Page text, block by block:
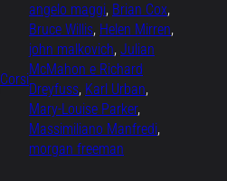
Corsi
angelo maggi, Brian Cox
Bruce Willis, Helen Mirren
john malkovich, Julian
McMahon e Richard
Dreyfuss, Karl Urban
Mary-Louise Parker
Massimiliano Manfredi
morgan freeman